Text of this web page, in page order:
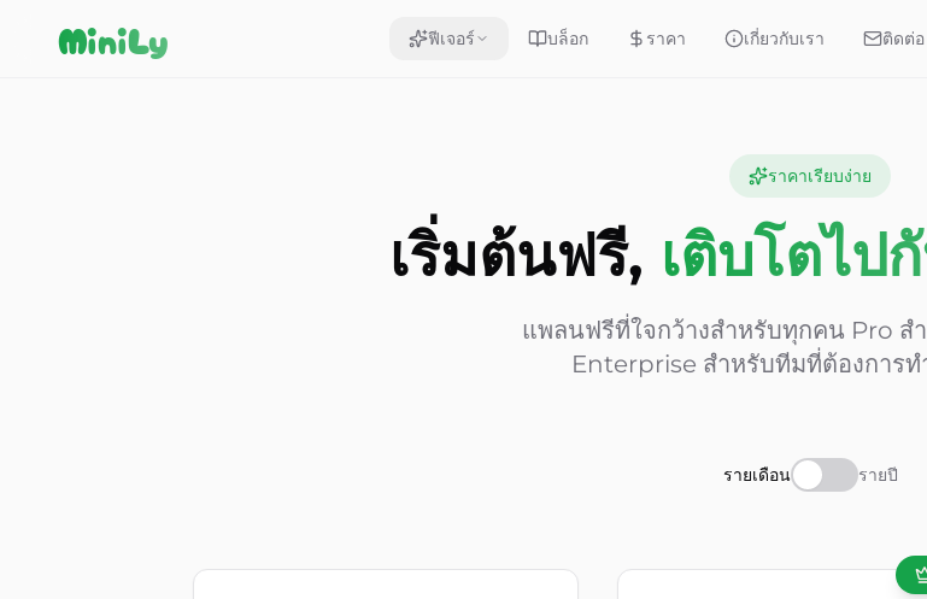
MiniLy ฟีเจอร์ บล็อก ราคา เกี่ยวกับเรา ติดต่อ
ราคาเรียบง่าย
เริ่มต้นฟรี, เติบโตไ
แพลนฟรีที่ใจกว้างสำหรับทุกคน Pro ส
Enterprise สำหรับทีมที่ต้องการท
รายเดือน รายปี